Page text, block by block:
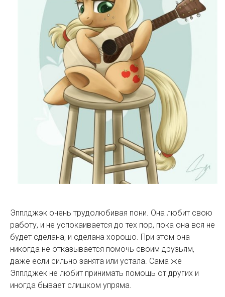
Эпплджэк очень трудолюбивая пони. Она любит свою
работу, и не успокаивается до тех пор, пока она вся не
будет сделана, и сделана хорошо. При этом она
никогда не отказывается помочь своим друзьям,
даже если сильно занята или устала. Сама же
Эпплджек не любит принимать помощь от других и
иногда бывает слишком упряма.